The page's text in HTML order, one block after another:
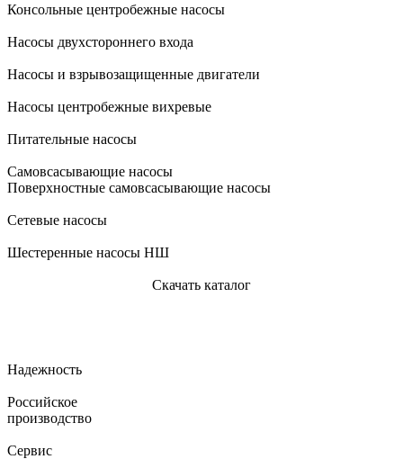
Консольные центробежные насосы
Насосы двухстороннего входа
Насосы и взрывозащищенные двигатели
Насосы центробежные вихревые
Питательные насосы
Самовсасывающие насосы
Поверхностные самовсасывающие насосы
Сетевые насосы
Шестеренные насосы НШ
Скачать каталог
Надежность
Российское
производство
Сервис